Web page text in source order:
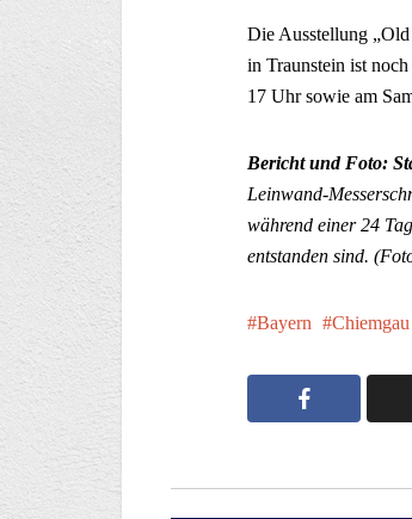
Die Ausstellung
in Traunstein ist
17 Uhr sowie am
Bericht und Foto:
Leinwand-
während einer 24
entstanden sind.
Bayern Chiemgau